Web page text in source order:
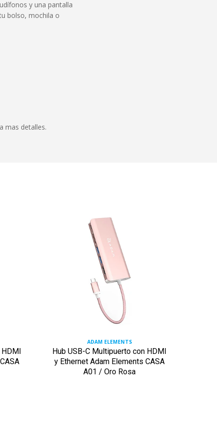
y una pantalla
bolso, mochila o
mas detalles.
ADAM ELEMENTS
Hub USB-C Multipuerto con HDMI
y Ethernet Adam Elements CASA
A01 / Oro Rosa